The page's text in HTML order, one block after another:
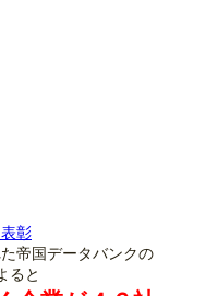
彰
帝国データバンクの
ると